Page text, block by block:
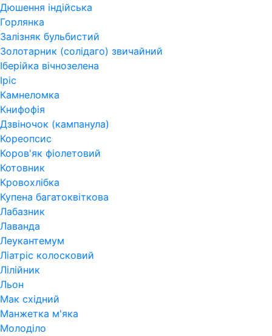
Дюшення індійська
Горлянка
Залізняк бульбистий
Золотарник (солідаго) звичайний
Іберійка вічнозелена
Іріс
Камнеломка
Книфофія
Дзвіночок (кампанула)
Кореопсис
Коров'як фіолетовий
Котовник
Кровохлібка
Купена багатоквіткова
Лабазник
Лаванда
Леукантемум
Ліатріс колосковий
Лілійник
Льон
Мак східний
Манжетка м'яка
Молоділо